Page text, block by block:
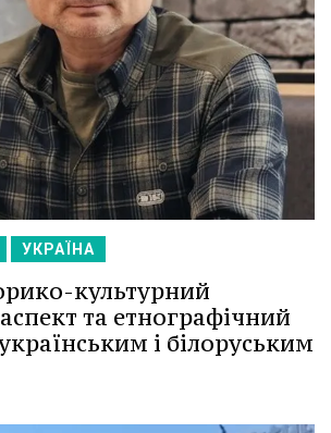
УКРАЇНА
культурний
та етнографічний
і білоруським